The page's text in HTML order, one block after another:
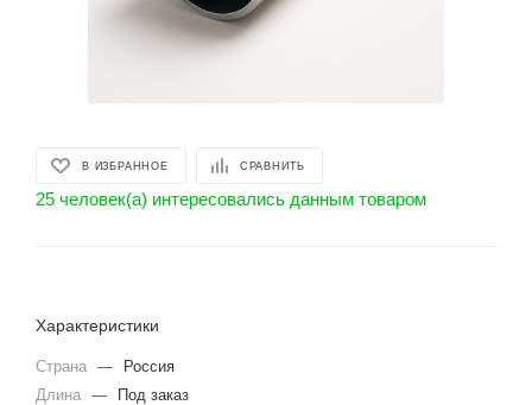
В ИЗБРАННОЕ СРАВНИТЬ
25 человек(а) интересовались данным товаром
Характеристики
Страна —
Россия
Длина —
Под заказ